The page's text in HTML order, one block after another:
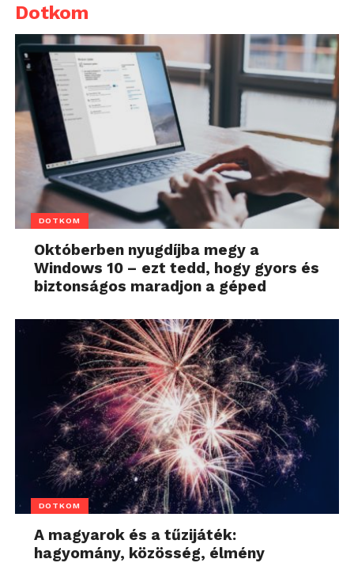
Dotkom
DOTKOM
Októberben nyugdíjba megy a
Windows 10 – ezt tedd, hogy gyors és
biztonságos maradjon a géped
DOTKOM
A magyarok és a tűzijáték:
hagyomány, közösség, élmény